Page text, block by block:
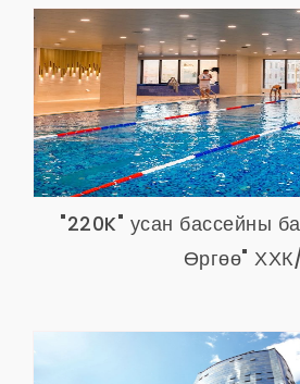
"220K" усан бассейны
Өргөө"